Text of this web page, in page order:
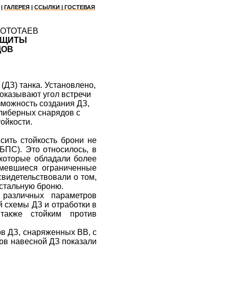
ГАЛЕРЕЯ| ССЫЛКИ | ГОСТЕВАЯ
(ДЗ) танка. Установлено,
угол встречи
создания ДЗ,
снарядов с
стойкость брони не
Это относилось, в
обладали более
ограниченные
о том,
броню.
параметров
схемы ДЗ и отработки в
стойким против
ДЗ, снаряженных ВВ, с
навесной ДЗ показали